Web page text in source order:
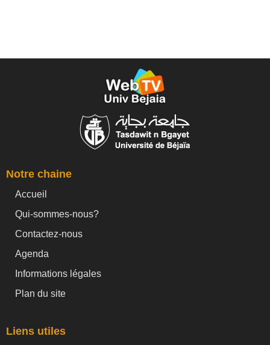
Notre chaine
Accueil
Qui-sommes-nous?
Contactez-nous
Agenda
Informations légales
Plan du site
Liens utiles